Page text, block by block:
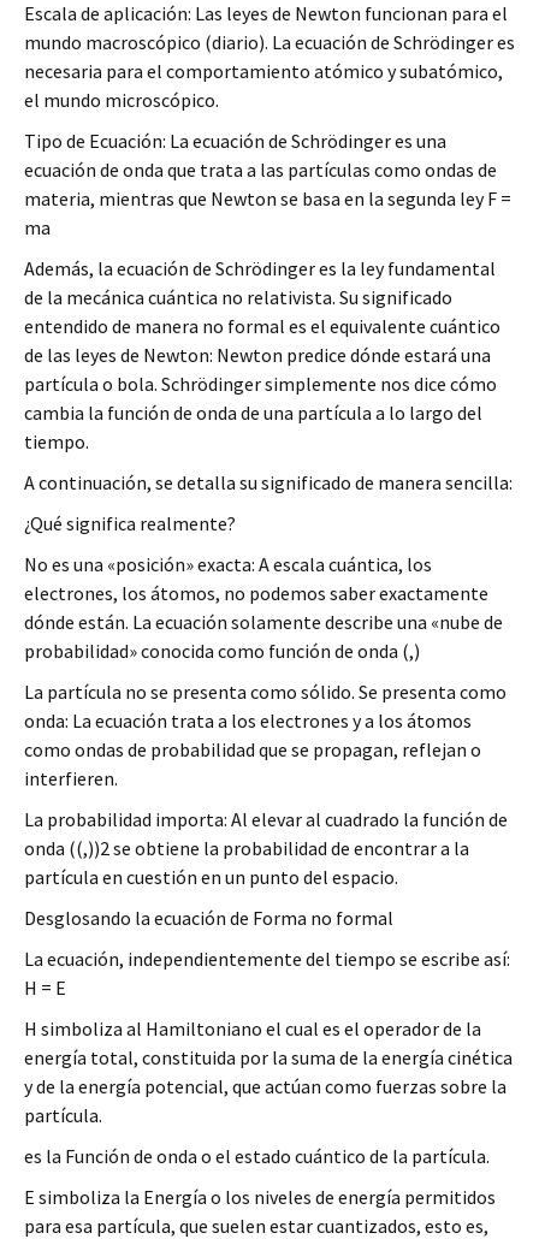
Escala de aplicación: Las leyes de Newton funcionan para el
mundo macroscópico (diario). La ecuación de Schrödinger es
necesaria para el comportamiento atómico y subatómico,
el mundo microscópico.
Tipo de Ecuación: La ecuación de Schrödinger es una
ecuación de onda que trata a las partículas como ondas de
materia, mientras que Newton se basa en la segunda ley F =
ma
Además, la ecuación de Schrödinger es la ley fundamental
de la mecánica cuántica no relativista. Su significado
entendido de manera no formal es el equivalente cuántico
de las leyes de Newton: Newton predice dónde estará una
partícula o bola. Schrödinger simplemente nos dice cómo
cambia la función de onda de una partícula a lo largo del
tiempo.
A continuación, se detalla su significado de manera sencilla:
¿Qué significa realmente?
No es una «posición» exacta: A escala cuántica, los
electrones, los átomos, no podemos saber exactamente
dónde están. La ecuación solamente describe una «nube de
probabilidad» conocida como función de onda (,)
La partícula no se presenta como sólido. Se presenta como
onda: La ecuación trata a los electrones y a los átomos
como ondas de probabilidad que se propagan, reflejan o
interfieren.
La probabilidad importa: Al elevar al cuadrado la función de
onda ((,))2 se obtiene la probabilidad de encontrar a la
partícula en cuestión en un punto del espacio.
Desglosando la ecuación de Forma no formal
La ecuación, independientemente del tiempo se escribe así:
H = E
H simboliza al Hamiltoniano el cual es el operador de la
energía total, constituida por la suma de la energía cinética
y de la energía potencial, que actúan como fuerzas sobre la
partícula.
es la Función de onda o el estado cuántico de la partícula.
E simboliza la Energía o los niveles de energía permitidos
para esa partícula, que suelen estar cuantizados, esto es,